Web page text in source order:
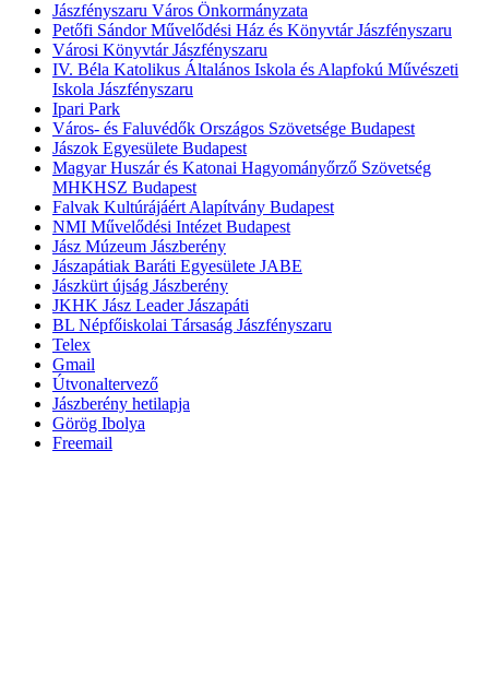
Jászfényszaru Város Önkormányzata
Petőfi Sándor Művelődési Ház és Könyvtár Jászfényszaru
Városi Könyvtár Jászfényszaru
IV. Béla Katolikus Általános Iskola és Alapfokú Művészeti
Iskola Jászfényszaru
Ipari Park
Város- és Faluvédők Országos Szövetsége Budapest
Jászok Egyesülete Budapest
Magyar Huszár és Katonai Hagyományőrző Szövetség
MHKHSZ Budapest
Falvak Kultúrájáért Alapítvány Budapest
NMI Művelődési Intézet Budapest
Jász Múzeum Jászberény
Jászapátiak Baráti Egyesülete JABE
Jászkürt újság Jászberény
JKHK Jász Leader Jászapáti
BL Népfőiskolai Társaság Jászfényszaru
Telex
Gmail
Útvonaltervező
Jászberény hetilapja
Görög Ibolya
Freemail